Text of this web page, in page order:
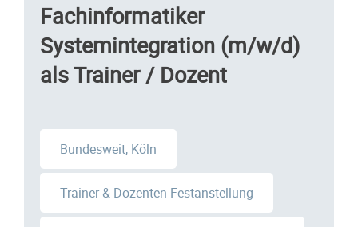
Fachinformatiker
Systemintegration (m/w/d)
als Trainer / Dozent
Bundesweit, Köln
Trainer & Dozenten Festanstellung